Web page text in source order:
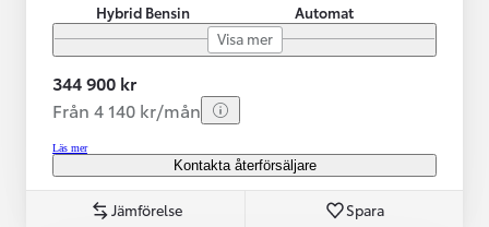
Hybrid Bensin
Automat
Visa mer
344 900 kr
Från 4 140 kr/mån
Läs mer
Kontakta återförsäljare
Jämförelse Spara